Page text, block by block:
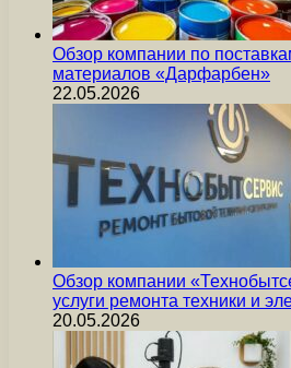
Обзор компании по
материалов «Дарфарбен»
22.05.2026
Обзор компании
услуги ремонта техники и
20.05.2026